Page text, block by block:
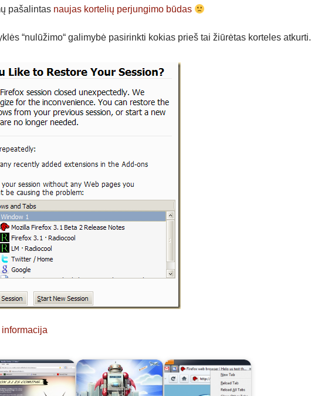
pašalintas naujas kortelių perjungimo būdas
“nulūžimo“ galimybė pasirinkti kokias prieš tai žiūrėtas korteles atkurti.
informacija